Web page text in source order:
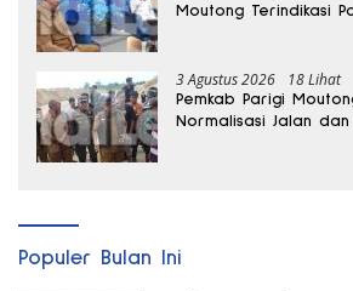
Moutong Terindikasi
3 Agustus 2026 18 Lihat
Pemkab Parigi
Normalisasi Jalan
Populer Bulan Ini